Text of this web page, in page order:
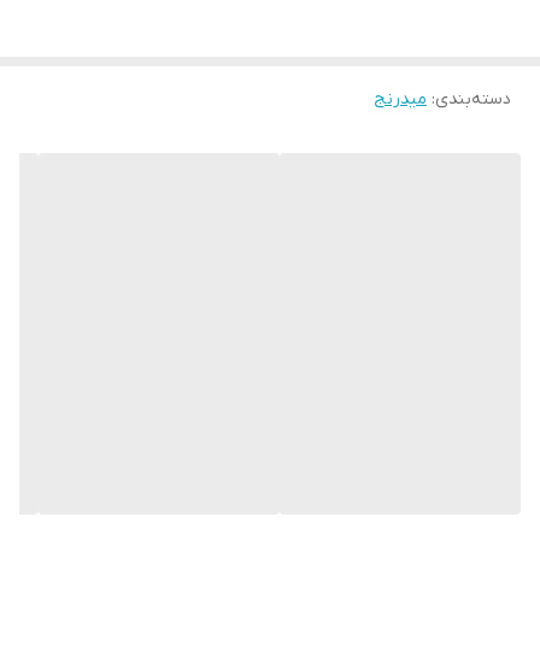
دسته‌بندی: میدرنج